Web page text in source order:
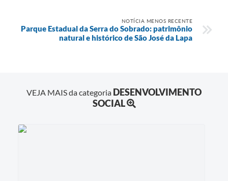
NOTÍCIA MENOS RECENTE
Parque Estadual da Serra do Sobrado: patrimônio
natural e histórico de São José da Lapa
VEJA MAIS da categoria DESENVOLVIMENTO
SOCIAL